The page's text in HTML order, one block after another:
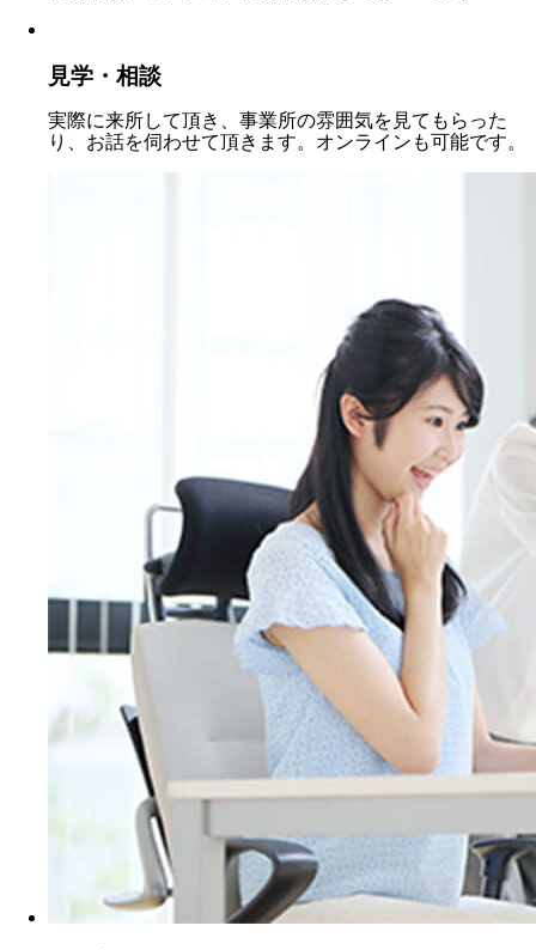
見学・相談
実際に来所して頂き、事業所の雰囲気を見てもらった
り、お話を伺わせて頂きます。オンラインも可能です。